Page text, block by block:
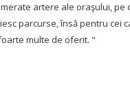
artere ale oraşului,
parcurse, însă pentru cei
multe de oferit. "